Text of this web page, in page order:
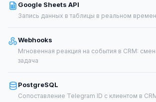
Google Sheets API
Запись данных в таблицы в реальном
Webhooks
Мгновенная реакция на события в CRM:
задача
PostgreSQL
Сопоставление Telegram ID с клиентом в